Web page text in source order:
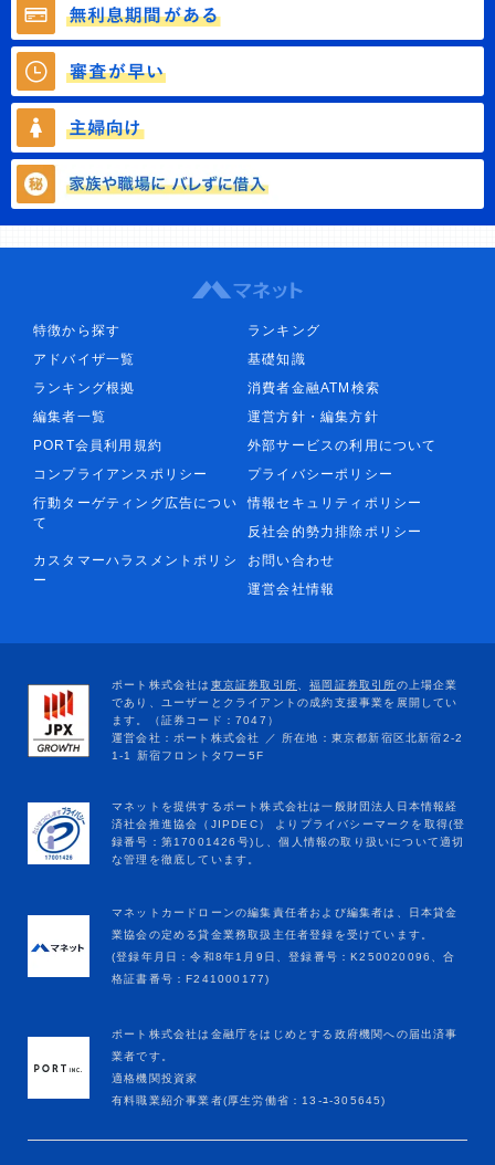
特徴から探す
ランキング
アドバイザ一覧
基礎知識
ランキング根拠
消費者金融ATM検索
編集者一覧
運営方針・編集方針
PORT会員利用規約
外部サービスの利用について
コンプライアンスポリシー
プライバシーポリシー
行動ターゲティング広告につい
て
情報セキュリティポリシー
反社会的勢力排除ポリシー
カスタマーハラスメントポリシ
ー
お問い合わせ
運営会社情報
マネットカードローンの編集責任者および編集者は、日本貸金
業協会の定める貸金業務取扱主任者登録を受けています。
(登録年月日：令和8年1月9日、登録番号：K250020096、合
格証書番号：F241000177)
ポート株式会社は金融庁をはじめとする政府機関への届出済事
業者です。
適格機関投資家
有料職業紹介事業者(厚生労働省：13-ﾕ-305645)